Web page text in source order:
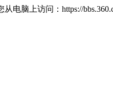
电脑上访问：https://